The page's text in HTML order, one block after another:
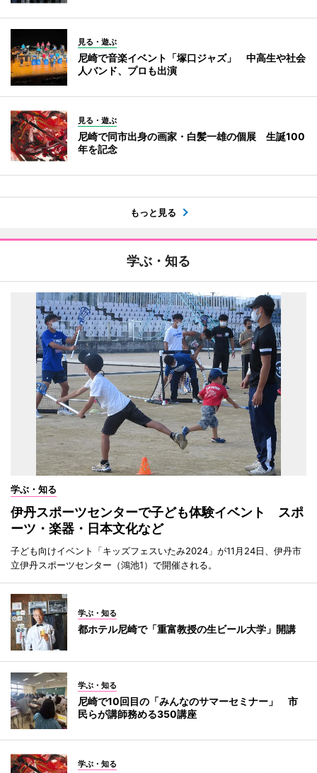
見る・遊ぶ
尼崎で音楽イベント「塚口ジャズ」 中高生や社会
人バンド、プロも出演
見る・遊ぶ
尼崎で同市出身の画家・白髪一雄の個展 生誕100
年を記念
もっと見る
学ぶ・知る
学ぶ・知る
伊丹スポーツセンターで子ども体験イベント スポ
ーツ・楽器・日本文化など
子ども向けイベント「キッズフェスいたみ2024」が11月24日、伊丹市
立伊丹スポーツセンター（鴻池1）で開催される。
学ぶ・知る
都ホテル尼崎で「重富教授の生ビール大学」開講
学ぶ・知る
尼崎で10回目の「みんなのサマーセミナー」 市
民らが講師務める350講座
学ぶ・知る